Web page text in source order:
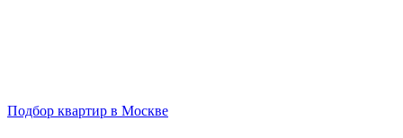
Подбор квартир в Москве